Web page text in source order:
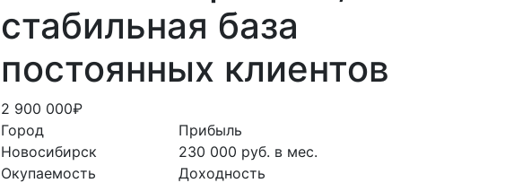
стабильная база
постоянных клиентов
2 900 000₽
Город
Новосибирск
Окупаемость
Прибыль
230 000 руб. в мес.
Доходность